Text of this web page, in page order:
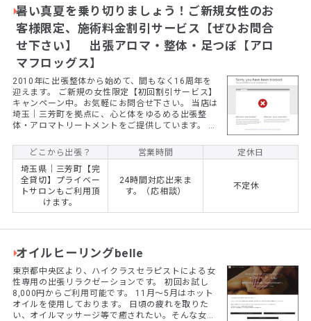
暑い真夏を乗り切りましょう！ご新規女性のお
客様限定、施術料金割引サービス【ぜひお問合
せ下さい】 出張アロマ・整体・足つぼ【アロ
マフロッグス】
2010年に出張整体から始めて、間もなく16周年を
迎えます。 ご新規の女性限定【初回割引サービス】
キャンペーン中。お気軽にお問合せ下さい。 当店は
埼玉｜三芳町を拠点に、心と体をゆるめる出張整
体・アロマトリートメントをご提供しています。 ◆
ずはお電話でお問合せ下さい。（お問合せの際は
「出張マッサージナビを見た」とお伝えください）
整体60分6,600円／アロマ60分11,000円。120分の
ロングコースもございます。 男性施術者による丁寧
で心地よい施術を、ぜひ一度お試しください。
どこから出張？ 営業時間
定休日
埼玉県｜三芳町【完
全貸切】プライベー
トサロンもご利用頂
けます。
24時間対応出来ま
す。（応相談）
不定休
オイルヒーリングbelle
東京都中央区より、ハイクラスセラピストによる女
性専用の出張リラクゼーションです。 初回お試し
8,000円からご利用可能です。 11月〜5月はホット
オイルを使用しております。 日頃の疲れを取りた
い、オイルマッサージ等で癒されたい。そんな女性